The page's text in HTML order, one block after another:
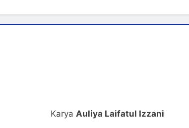
Karya Auliya Laifatul Izzani